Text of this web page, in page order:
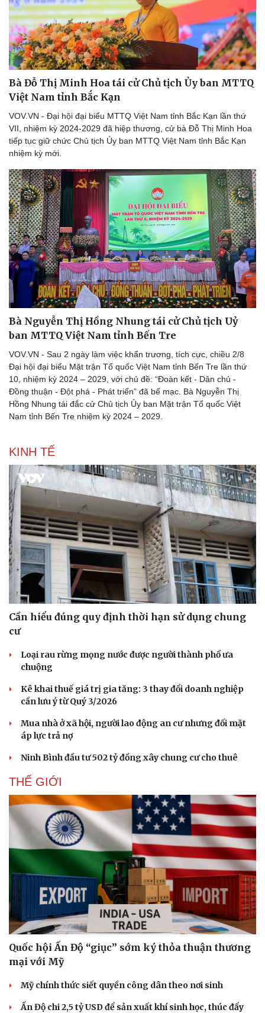
Thể thao
Bóng đá
Lịch thi đấu bóng đá
Thế giới thể thao
eSports
Hậu trường
Ô tô - Xe máy
Ô tô
Xe máy
Tư vấn
Bà Đỗ Thị Minh Hoa tái cử Chủ tịch Ủy ban MTTQ
Việt Nam tỉnh Bắc Kạn
VOV.VN - Đại hội đại biểu MTTQ Việt Nam tỉnh Bắc Kạn lần thứ
VII, nhiệm kỳ 2024-2029 đã hiệp thương, cử bà Đỗ Thị Minh Hoa
tiếp tục giữ chức Chủ tịch Ủy ban MTTQ Việt Nam tỉnh Bắc Kạn
nhiệm kỳ mới.
Bà Nguyễn Thị Hồng Nhung tái cử Chủ tịch Uỷ
ban MTTQ Việt Nam tỉnh Bến Tre
VOV.VN - Sau 2 ngày làm việc khẩn trương, tích cực, chiều 2/8
Đại hội đại biểu Mặt trận Tổ quốc Việt Nam tỉnh Bến Tre lần thứ
10, nhiệm kỳ 2024 – 2029, với chủ đề: “Đoàn kết - Dân chủ -
Đồng thuận - Đột phá - Phát triển” đã bế mạc. Bà Nguyễn Thị
Hồng Nhung tái đắc cử Chủ tịch Ủy ban Mặt trận Tổ quốc Việt
Nam tỉnh Bến Tre nhiệm kỳ 2024 – 2029.
KINH TẾ
Cần hiểu đúng quy định thời hạn sử dụng chung
cư
Loại rau rừng mọng nước được người thành phố ưa
chuộng
Kê khai thuế giá trị gia tăng: 3 thay đổi doanh nghiệp
cần lưu ý từ Quý 3/2026
Mua nhà ở xã hội, người lao động an cư nhưng đối mặt
áp lực trả nợ
Ninh Bình đầu tư 502 tỷ đồng xây chung cư cho thuê
THẾ GIỚI
Quốc hội Ấn Độ “giục” sớm ký thỏa thuận thương
mại với Mỹ
Mỹ chính thức siết quyền công dân theo nơi sinh
Ấn Độ chi 2,5 tỷ USD để sản xuất khí sinh học, thúc đẩy